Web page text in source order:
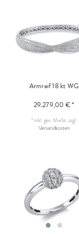
Armreif 18 kt WG
29.279,00 € *
* inkl. ges. MwSt.zzgl.
Versandkosten